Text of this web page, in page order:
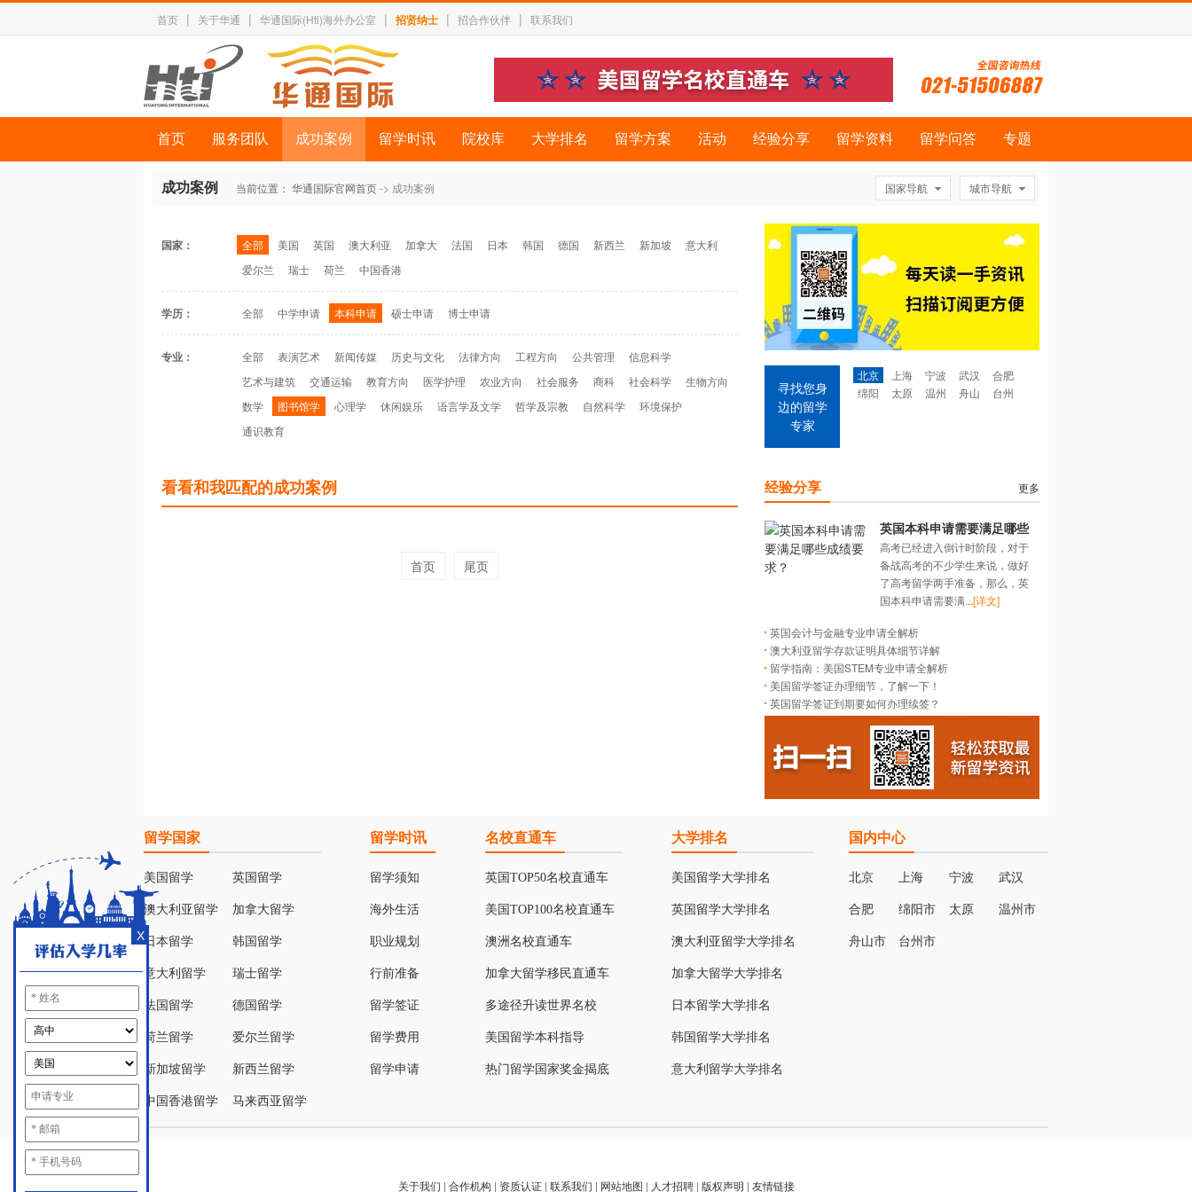
首页 | 关于华通 | 华通国际(Hti)海外办公室 | 招贤纳士 | 招合作伙伴 | 联系我们
首页 服务团队 成功案例 留学时讯 院校库 大学排名 留学方案 活动 经验分享 留学资料 留学问答 专题
成功案例 国家导航 城市导航
当前位置： 华通国际官网首页-> 成功案例
国家： 全部 美国 英国 澳大利亚 加拿大 法国 日本 韩国 德国 新西兰 新加坡
意大利
爱尔兰
瑞士 荷兰 中国香港
学历： 全部 中学申请 本科申请 硕士申请 博士申请
专业： 全部 表演艺术 新闻传媒 历史与文化 法律方向 工程方向 公共管理
信息科学
艺术与建筑
交通运输 教育方向 医学护理 农业方向 社会服务 商科 社会科学
生物方向
数学
图书馆学 心理学 休闲娱乐 语言学及文学 哲学及宗教 自然科学
环境保护
通识教育
看看和我匹配的成功案例
首页 尾页
寻找您身
边的留学
专家
北京 上海 宁波 武汉
合肥
绵阳
太原 温州 舟山 台州
经验分享 更多
英国本科申请需要满足哪些
成绩要求？
高考已经进入倒计时阶段，对于
备战高考的不少学生来说，做好
了高考留学两手准备，那么，英
国本科申请需要满...[详文]
英国会计与金融专业申请全解析
澳大利亚留学存款证明具体细节详解
留学指南：美国STEM专业申请全解析
美国留学签证办理细节，了解一下！
英国留学签证到期要如何办理续签？
X
留学国家
美国留学 英国留学
澳大利亚留学 加拿大留学
日本留学 韩国留学
意大利留学 瑞士留学
法国留学 德国留学
荷兰留学 爱尔兰留学
新加坡留学 新西兰留学
中国香港留学 马来西亚留学
留学时讯
留学须知
海外生活
职业规划
行前准备
留学签证
留学费用
留学申请
名校直通车
英国TOP50名校直通车
美国TOP100名校直通车
澳洲名校直通车
加拿大留学移民直通车
多途径升读世界名校
美国留学本科指导
热门留学国家奖金揭底
大学排名
美国留学大学排名
英国留学大学排名
澳大利亚留学大学排名
加拿大留学大学排名
日本留学大学排名
韩国留学大学排名
意大利留学大学排名
国内中心
北京 上海 宁波 武汉
合肥 绵阳市 太原 温州市
舟山市 台州市
关于我们 | 合作机构 | 资质认证| 联系我们 | 网站地图 | 人才招聘| 版权声明 | 友情链接